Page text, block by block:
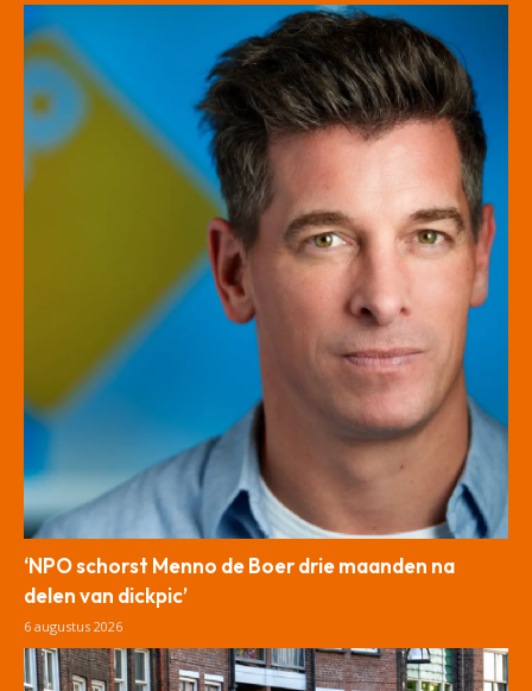
‘NPO schorst Menno de Boer drie maanden na
delen van dickpic’
6 augustus 2026